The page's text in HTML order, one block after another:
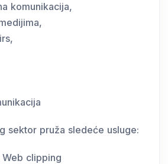
komunikacija,
sektor pruža sledeće usluge:
Web clipping